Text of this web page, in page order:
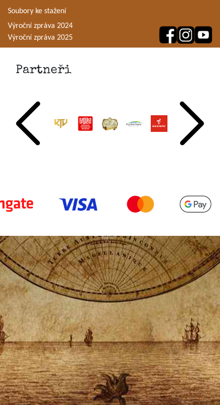
Soubory ke stažení
Výroční zpráva 2024
Výroční zpráva 2025
Partneři